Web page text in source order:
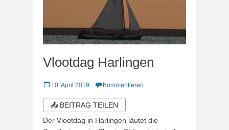
Vlootdag Harlingen
Veröffentlicht
10. April 2019 Kommentieren
📤 BEITRAG TEILEN
Der Vlootdag in Harlingen läutet die